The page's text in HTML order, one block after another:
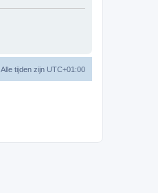
Alle tijden zijn UTC+01:00